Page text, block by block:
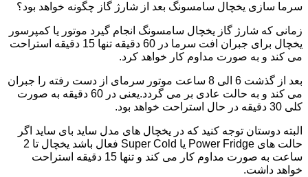
سرما سازی یخچال سامسونگ بعد از شارژ گاز چگونه خواهد بود؟
زمانی که شارژ گاز یخچال سامسونگ انجام گیرد موتور یا کمپرسور
یخچال برای جبران افت سرما در 60 دقیقه تنها 15 دقیقه استراحت
می کند و به صورت مداوم کار خواهد کرد.
بعد از گذشت 6 الی 8 ساعت موتور سرمای از دست رفته را جبران
می کند و به حالت عادی بر می گردد.یعنی در 60 دقیقه به صورت
کلی 30 دقیقه در حال استراحت خواهد بود.
البته دوستان توجه کنید که در یخچال های مدل ساید بای ساید اگر
حالت های Power Fridge یا Super Cold فعال باشد یخچال تا 2
ساعت به صورت مداوم کار می کند و تنها 15 دقیقه استراحت
خواهد داشت.